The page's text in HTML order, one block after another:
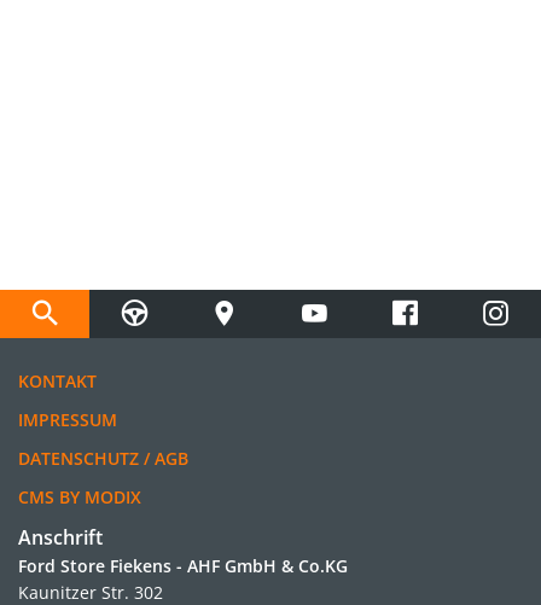
KONTAKT
IMPRESSUM
DATENSCHUTZ / AGB
CMS BY MODIX
Anschrift
Ford Store Fiekens - AHF GmbH & Co.KG
Kaunitzer Str. 302